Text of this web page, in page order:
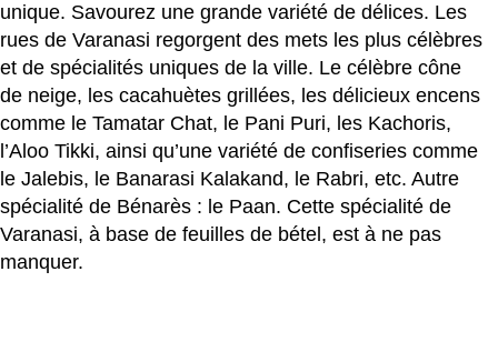
unique. Savourez une grande variété de délices. Les
rues de Varanasi regorgent des mets les plus célèbres
et de spécialités uniques de la ville. Le célèbre cône
de neige, les cacahuètes grillées, les délicieux encens
comme le Tamatar Chat, le Pani Puri, les Kachoris,
l’Aloo Tikki, ainsi qu’une variété de confiseries comme
le Jalebis, le Banarasi Kalakand, le Rabri, etc. Autre
spécialité de Bénarès : le Paan. Cette spécialité de
Varanasi, à base de feuilles de bétel, est à ne pas
manquer.